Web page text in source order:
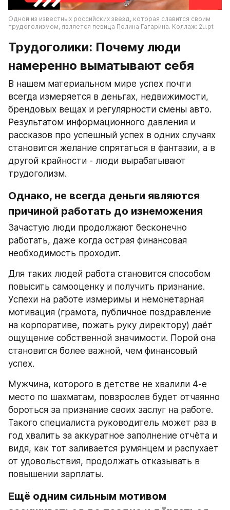
Одной из известных российских звезд, которая славится своим
трудоголизмом, является певица Полина Гагарина. Коллаж: 2u.pt
Трудоголики: Почему люди
намеренно выматывают себя
В нашем материальном мире успех почти
всегда измеряется в деньгах, недвижимости,
брендовых вещах и регулярности смены авто.
Результатом информационного давления и
рассказов про успешный успех в одних случаях
становится желание спрятаться в фантазии, а в
другой крайности - люди вырабатывают
трудоголизм.
Однако, не всегда деньги являются
причиной работать до изнеможения
Зачастую люди продолжают бесконечно
работать, даже когда острая финансовая
необходимость проходит.
Для таких людей работа становится способом
повысить самооценку и получить признание.
Успехи на работе измеримы и немонетарная
мотивация (грамота, публичное поздравление
на корпоративе, пожать руку директору) даёт
ощущение собственной значимости. Порой она
становится более важной, чем финансовый
успех.
Мужчина, которого в детстве не хвалили 4-е
место по шахматам, повзрослев будет отчаянно
бороться за признание своих заслуг на работе.
Такого специалиста руководитель может раз в
год хвалить за аккуратное заполнение отчёта и
видя, как тот заливается румянцем и распухает
от удовольствия, продолжать отказывать в
повышении зарплаты.
Ещё одним сильным мотивом